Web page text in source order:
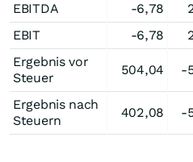
EBITDA
-6,78
EBIT
-6,78
Ergebnis vor
Steuer
504,04 -
Ergebnis nach
Steuern
402,08 -